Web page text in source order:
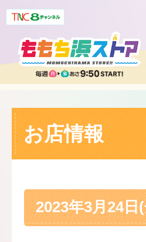
お店情報
2023年3月24日